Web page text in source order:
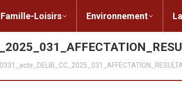
Famille-Loisirs Environnement
Famille-Loisirs Environnement